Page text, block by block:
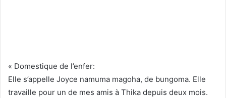
« Domestique de l’enfer:
Elle s’appelle Joyce namuma magoha, de bungoma. Elle
travaille pour un de mes amis à Thika depuis deux mois.